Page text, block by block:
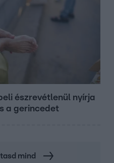
észrevétlenül nyírja
a gerincedet
mind